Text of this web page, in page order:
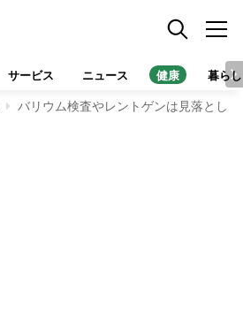
サービス ニュース 健康 暮らし
バリウム検査やレントゲンは見落とし